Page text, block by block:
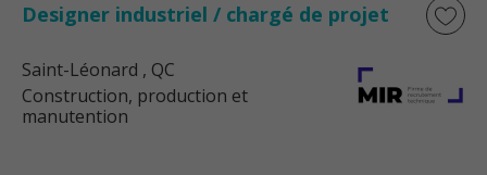
Designer industriel / chargé de projet
Saint-Léonard , QC
Construction, production et
manutention